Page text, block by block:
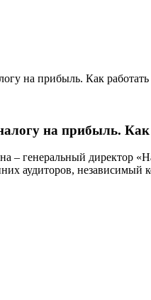
на прибыль. Как
на прибыль.
– генеральный директор
аудиторов, независимый